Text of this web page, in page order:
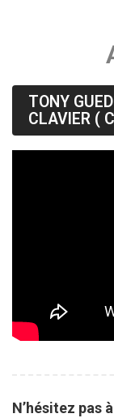
TONY
CLAVIER (
N’hésitez pas